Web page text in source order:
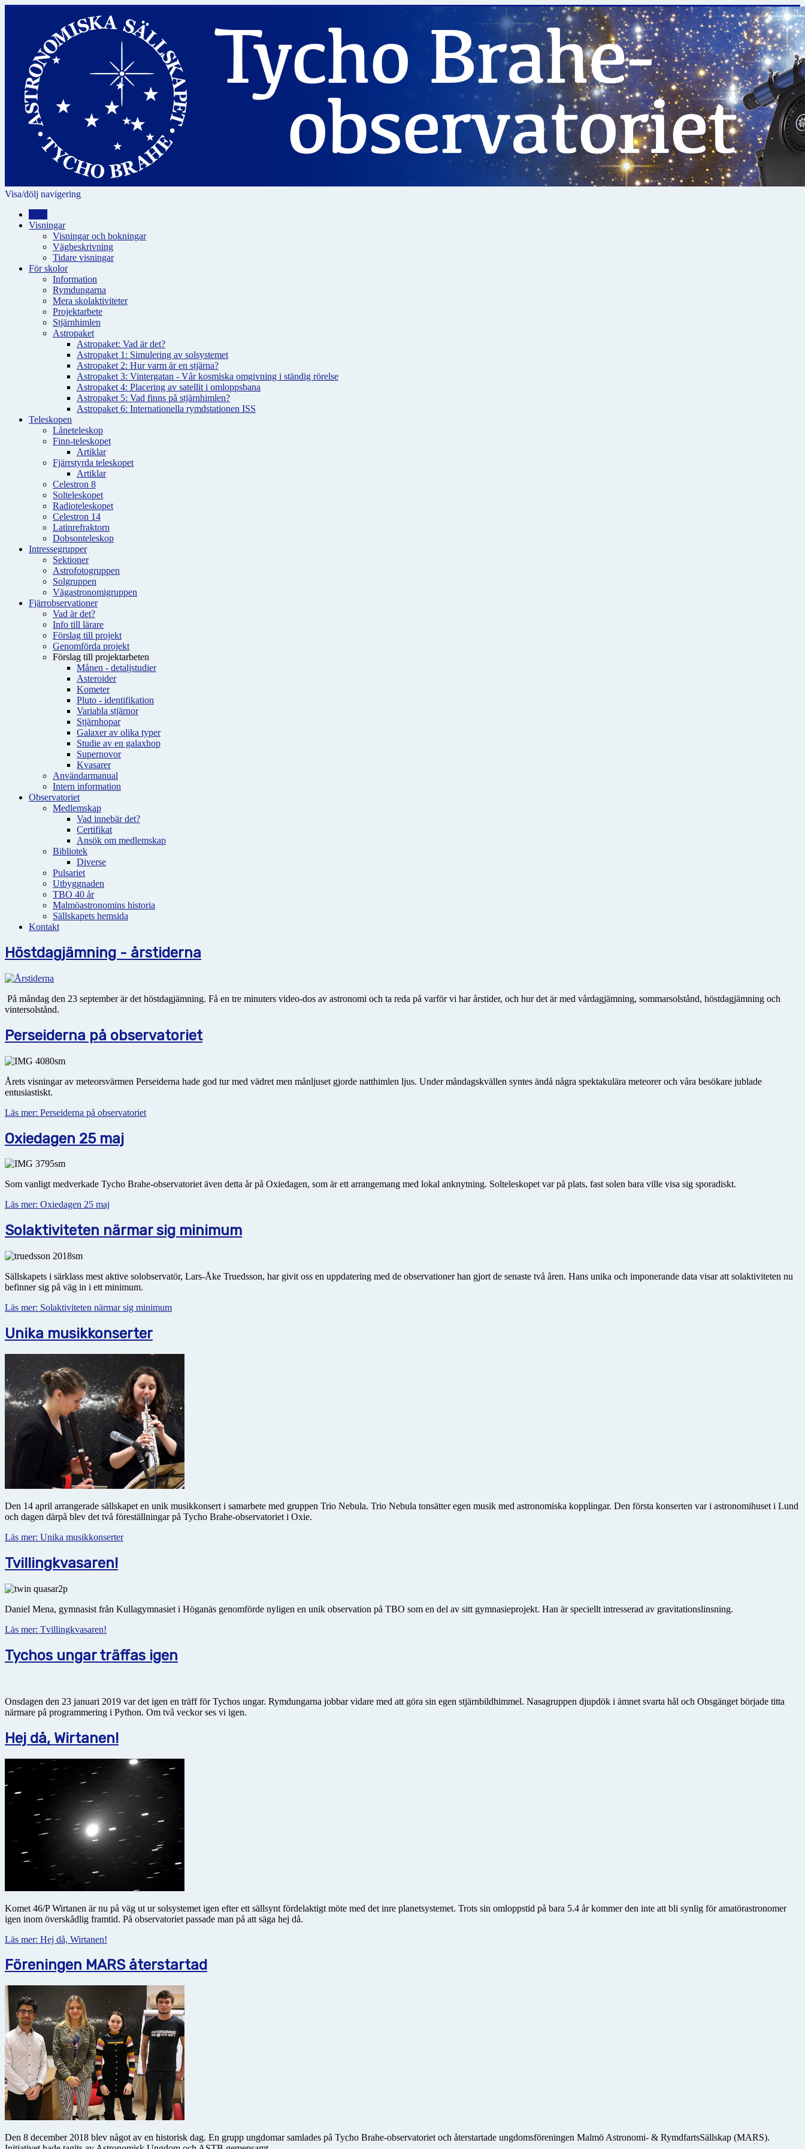
Visa/dölj navigering
Visningar
Visningar och bokningar
Vägbeskrivning
Tidare visningar
För skolor
Information
Rymdungarna
Mera skolaktiviteter
Projektarbete
Stjärnhimlen
Astropaket
Astropaket: Vad är det?
Astropaket 1: Simulering av solsystemet
Astropaket 2: Hur varm är en stjärna?
Astropaket 3: Vintergatan - Vår kosmiska omgivning i ständig rörelse
Astropaket 4: Placering av satellit i omloppsbana
Astropaket 5: Vad finns på stjärnhimlen?
Astropaket 6: Internationella rymdstationen ISS
Teleskopen
Låneteleskop
Finn-teleskopet
Artiklar
Fjärrstyrda teleskopet
Artiklar
Celestron 8
Solteleskopet
Radioteleskopet
Celestron 14
Latinrefraktorn
Dobsonteleskop
Intressegrupper
Sektioner
Astrofotogruppen
Solgruppen
Vägastronomigruppen
Fjärrobservationer
Vad är det?
Info till lärare
Förslag till projekt
Genomförda projekt
Förslag till projektarbeten
Månen - detaljstudier
Asteroider
Kometer
Pluto - identifikation
Variabla stjärnor
Stjärnhopar
Galaxer av olika typer
Studie av en galaxhop
Supernovor
Kvasarer
Användarmanual
Intern information
Observatoriet
Medlemskap
Vad innebär det?
Certifikat
Ansök om medlemskap
Bibliotek
Diverse
Pulsariet
Utbyggnaden
TBO 40 år
Malmöastronomins historia
Sällskapets hemsida
Kontakt
Höstdagjämning - årstiderna
På måndag den 23 september är det höstdagjämning. Få en tre minuters video-dos av astronomi och ta reda på varför vi har årstider, och hur det är med vårdagjämning, sommarsolstånd, höstdagjämning och
vintersolstånd.
Perseiderna på observatoriet
Årets visningar av meteorsvärmen Perseiderna hade god tur med vädret men månljuset gjorde natthimlen ljus. Under måndagskvällen syntes ändå några spektakulära meteorer och våra besökare jublade
entusiastiskt.
Läs mer: Perseiderna på observatoriet
Oxiedagen 25 maj
Som vanligt medverkade Tycho Brahe-observatoriet även detta år på Oxiedagen, som är ett arrangemang med lokal anknytning. Solteleskopet var på plats, fast solen bara ville visa sig sporadiskt.
Läs mer: Oxiedagen 25 maj
Solaktiviteten närmar sig minimum
Sällskapets i särklass mest aktive solobservatör, Lars-Åke Truedsson, har givit oss en uppdatering med de observationer han gjort de senaste två åren. Hans unika och imponerande data visar att solaktiviteten nu
befinner sig på väg in i ett minimum.
Läs mer: Solaktiviteten närmar sig minimum
Unika musikkonserter
Den 14 april arrangerade sällskapet en unik musikkonsert i samarbete med gruppen Trio Nebula. Trio Nebula tonsätter egen musik med astro­no­miska kopplingar. Den första konserten var i astronomihuset i Lund
och dagen därpå blev det två föreställningar på Tycho Brahe-observatoriet i Oxie.
Läs mer: Unika musikkonserter
Tvillingkvasaren!
Daniel Mena, gymnasist från Kullagymnasiet i Höganäs genomförde nyligen en unik observation på TBO som en del av sitt gymnasieprojekt. Han är speciellt intresserad av gravitationslinsning.
Läs mer: Tvillingkvasaren!
Tychos ungar träffas igen
Onsdagen den 23 januari 2019 var det igen en träff för Tychos ungar. Rymdungarna jobbar vidare med att göra sin egen stjärnbildhimmel. Nasagruppen djupdök i ämnet svarta hål och Obsgänget började titta
närmare på programmering i Python. Om två veckor ses vi igen.
Hej då, Wirtanen!
Komet 46/P Wirtanen är nu på väg ut ur solsystemet igen efter ett sällsynt fördelaktigt möte med det inre planetsystemet. Trots sin omloppstid på bara 5.4 år kommer den inte att bli synlig för amatörastronomer
igen inom överskådlig framtid. På observatoriet passade man på att säga hej då.
Läs mer: Hej då, Wirtanen!
Föreningen MARS återstartad
Den 8 december 2018 blev något av en historisk dag. En grupp ungdomar samlades på Tycho Brahe-observatoriet och återstartade ungdomsföreningen Malmö Astronomi- & RymdfartsSällskap (MARS).